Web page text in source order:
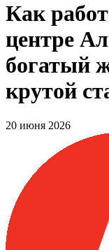
Как
центре
богатый
крутой
20 июня 2026